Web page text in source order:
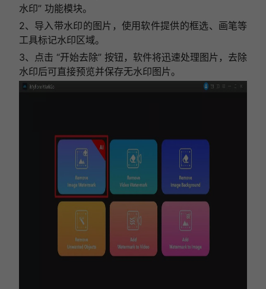
水印” 功能模块。
2、导入带水印的图片，使用软件提供的框选、画笔等
工具标记水印区域。
3、点击 “开始去除” 按钮，软件将迅速处理图片，去除
水印后可直接预览并保存无水印图片。